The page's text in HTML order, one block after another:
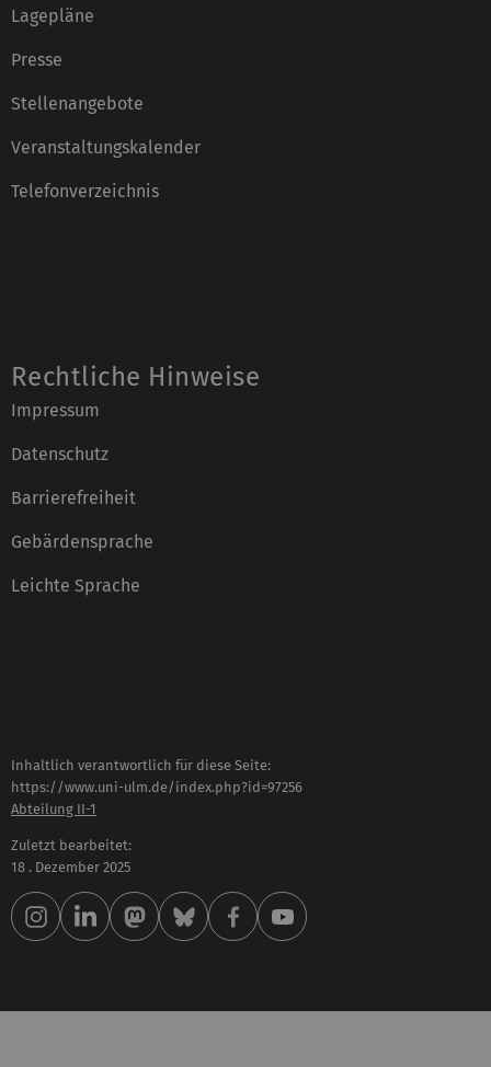
Lagepläne
Presse
Stellenangebote
Veranstaltungskalender
Telefonverzeichnis
Rechtliche Hinweise
Impressum
Datenschutz
Barrierefreiheit
Gebärdensprache
Leichte Sprache
Inhaltlich verantwortlich für diese Seite:
https://www.uni-ulm.de/index.php?id=97256
Abteilung II-1
Zuletzt bearbeitet:
18 . Dezember 2025